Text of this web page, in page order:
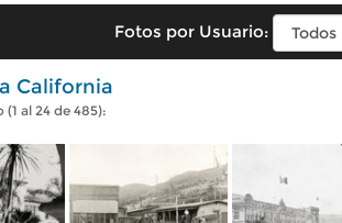
Fotos por Usuario:
California
al 24 de 485):